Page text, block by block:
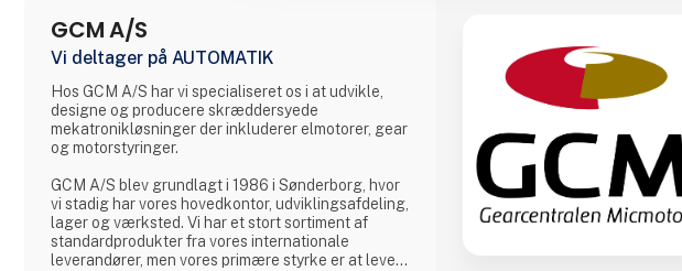
GCM A/S
Vi deltager på AUTOMATIK
Hos GCM A/S har vi specialiseret os i at udvikle,
designe og producere skræddersyede
mekatronikløsninger der inkluderer elmotorer, gear
og motorstyringer.
GCM A/S blev grundlagt i 1986 i Sønderborg, hvor
vi stadig har vores hovedkontor, udviklingsafdeling,
lager og værksted. Vi har et stort sortiment af
standardprodukter fra vores internationale
leverandører, men vores primære styrke er at levere